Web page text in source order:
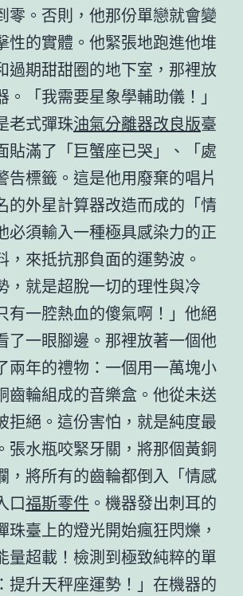
零。否則，他那份單戀就會變
性的實體。他緊張地跑進他堆
過期甜甜圈的地下室，那裡放
「我需要星象學輔助儀！」
老式彈珠油氣分離器改良版臺
貼滿了「巨蟹座已哭」、「處
告標籤。這是他用廢棄的唱片
的外星計算器改造而成的「情
必須輸入一種極具感染力的正
，來抵抗那負面的運勢波。
，就是超脫一切的理性與冷
一腔熱血的傻氣啊！」他絕
了一眼腳邊。那裡放著一個他
兩年的禮物：一個用一萬塊小
齒輪組成的音樂盒。他從未送
拒絕。這份害怕，就是純度最
張水瓶咬緊牙關，將那個黃銅
，將所有的齒輪都倒入「情感
口福斯零件 。機器發出刺耳的
珠臺上的燈光開始瘋狂閃爍，
量超載！檢測到極致純粹的單
提升天秤座運勢！」在機器的